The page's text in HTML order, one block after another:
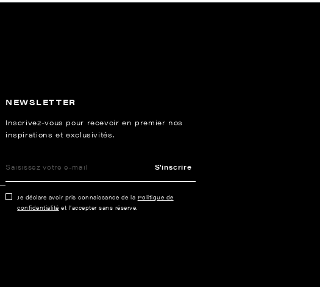
NEWSLETTER
Inscrivez-vous pour recevoir en premier nos
inspirations et exclusivités.
S'inscrire
Je déclare avoir pris connaissance de la Politique de
confidentialité et l’accepter sans réserve.